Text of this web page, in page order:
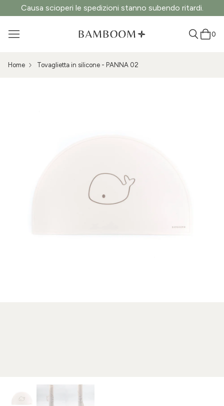
Causa scioperi le spedizioni stanno subendo ritardi.
0
Home Tovaglietta in silicone - PANNA 02